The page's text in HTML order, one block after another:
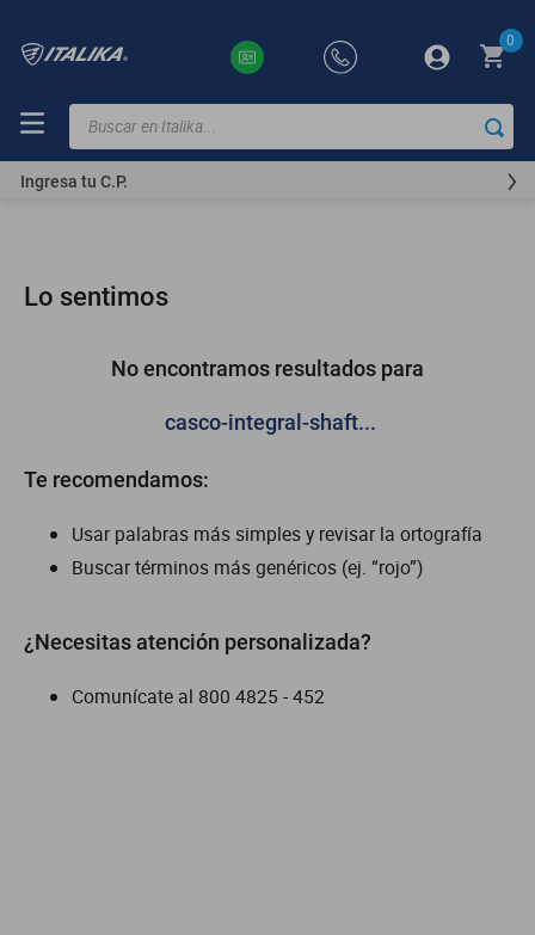
0
Buscar en Italika...
Ingresa tu C.P.
Lo sentimos
No encontramos resultados para
casco-integral-shaft...
Te recomendamos:
Usar palabras más simples y revisar la ortografía
Buscar términos más genéricos (ej. “rojo”)
¿Necesitas atención personalizada?
Comunícate al 800 4825 - 452
TÉRMINOS
MÁS
250z
300z
vortex
dm 300